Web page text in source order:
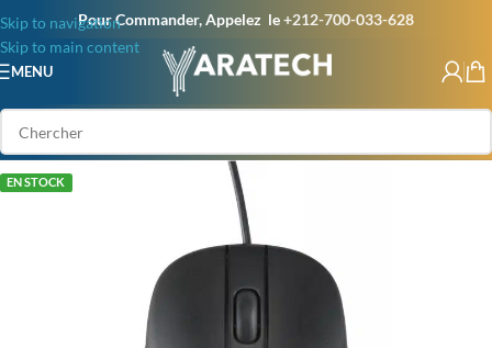
Skip to navigation
Skip to main content
Pour Commander, Appelez le+212-700-033-628
MENU
EN STOCK